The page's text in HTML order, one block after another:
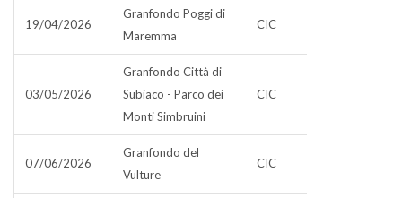
19/04/2026
Granfondo Poggi di
Maremma
CIC
03/05/2026
Granfondo Città di
Subiaco - Parco dei
Monti Simbruini
CIC
07/06/2026
Granfondo del
Vulture
CIC